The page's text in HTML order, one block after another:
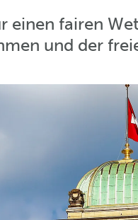
einen fairen
und der